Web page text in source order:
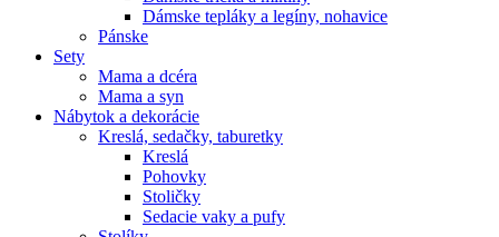
Dámske tepláky a legíny, nohavice
Pánske
Sety
Mama a dcéra
Mama a syn
Nábytok a dekorácie
Kreslá, sedačky, taburetky
Kreslá
Pohovky
Stoličky
Sedacie vaky a pufy